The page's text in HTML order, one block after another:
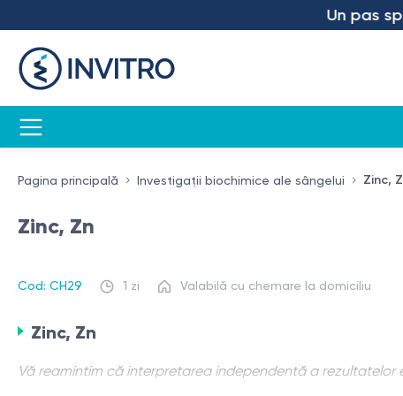
Un pas
Pagina principală Investigații biochimice ale sângelui Zinc,
Zinc, Zn
Cod: CH29 1 zi Valabilă cu chemare la domiciliu
Zinc, Zn
Vă reamintim că interpretarea independentă a